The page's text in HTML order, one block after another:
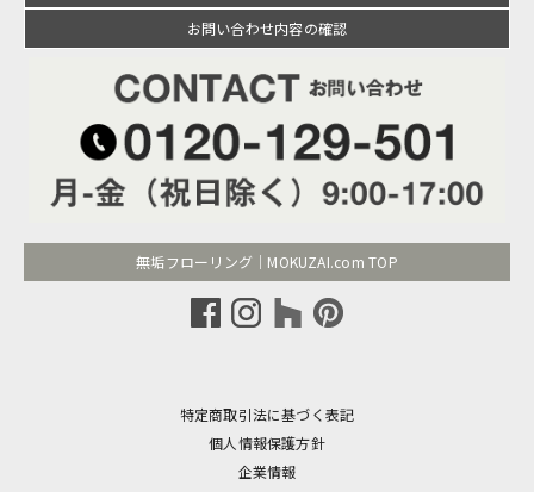
お問い合わせ内容の確認
無垢フローリング｜MOKUZAI.com TOP
特定商取引法に基づく表記
個人情報保護方針
企業情報